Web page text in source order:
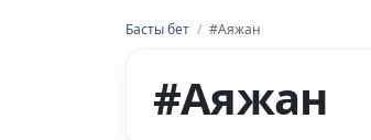
Басты бет / #Аяжан
#Аяжан